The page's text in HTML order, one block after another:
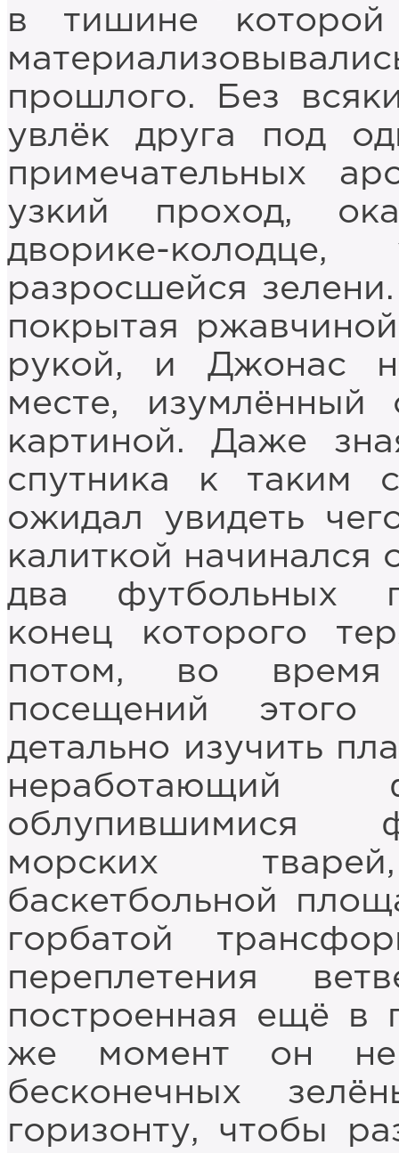
в тишине
прошлого. Без
увлёк друга под
примечательных
узкий проход,
дворике-
разросшейся
покрытая
рукой, и Джонас
месте,
картиной. Даже
спутника к таким
ожидал увидеть
калиткой
два футбольных
конец которого
потом, во время
посещений
детально изучить
неработающий
облупившимися
морских
баскетбольной
горбатой
переплетения
построенная ещё в
же момент он не
бесконечных
горизонту, чтобы